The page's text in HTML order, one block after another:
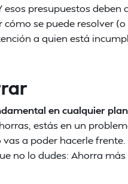
esos presupuestos
cómo se puede resolver
a quien está
en cualquier
estás en un
vas a poder hacerle
no lo dudes: Ahorra